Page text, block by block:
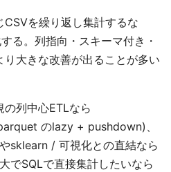
CSVを繰り返し集計するな
る。列指向・スキーマ付き・
大きな改善が出ることが多い
列中心ETLなら
のlazy + pushdown)、
sklearn / 可視化との直結なら
でSQLで直接集計したいなら